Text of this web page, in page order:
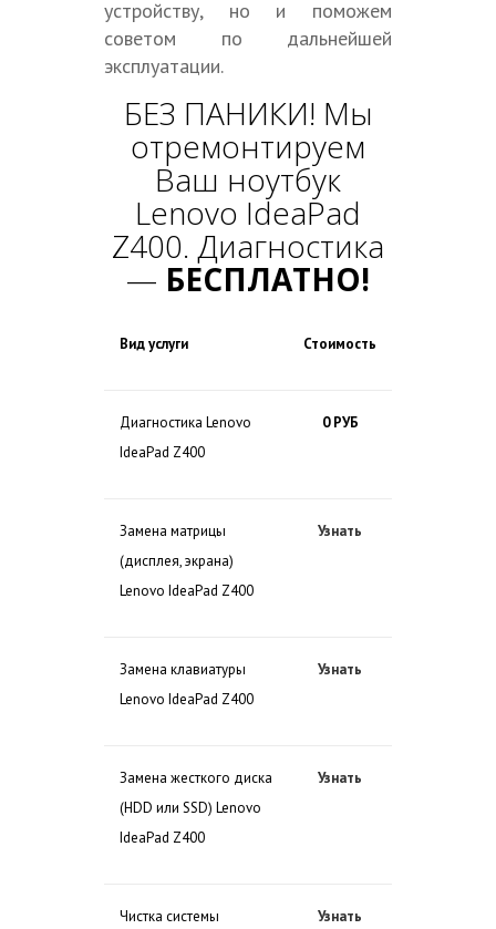
устройству, но и поможем
советом по дальнейшей
эксплуатации.
БЕЗ ПАНИКИ! Мы
отремонтируем
Ваш ноутбук
Lenovo IdeaPad
Z400. Диагностика
— БЕСПЛАТНО!
Вид услуги Стоимость
Диагностика Lenovo
IdeaPad Z400
0 РУБ
Замена матрицы
(дисплея, экрана)
Lenovo IdeaPad Z400
Узнать
Замена клавиатуры
Lenovo IdeaPad Z400
Узнать
Замена жесткого диска
(HDD или SSD) Lenovo
IdeaPad Z400
Узнать
Чистка системы
Узнать